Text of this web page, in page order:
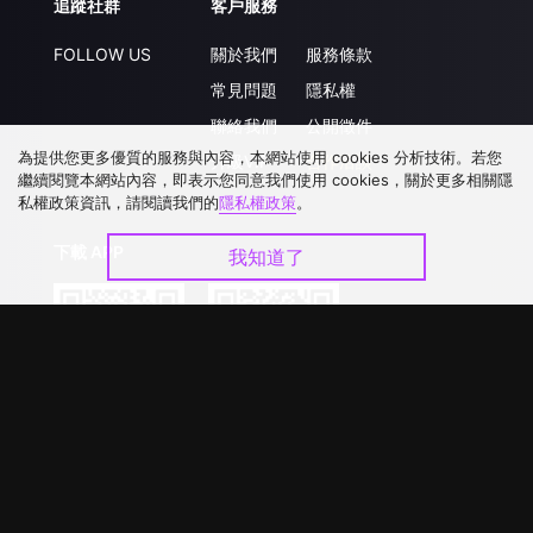
追蹤社群
FOLLOW US
客戶服務
關於我們
常見問題
聯絡我們
升級VIP
服務條款
隱私權
公開徵件
合作洽談
為提供您更多優質的服務與內容，本網站使用 cookies 分析技術。若您
繼續閱覽本網站內容，即表示您同意我們使用 cookies，關於更多相關隱
私權政策資訊，請閱讀我們的隱私權政策。
我知道了